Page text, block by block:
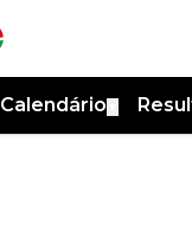
Calendário